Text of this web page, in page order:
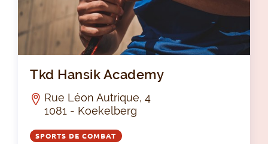
Tkd Hansik Academy
Rue Léon Autrique, 4
1081 - Koekelberg
SPORTS DE COMBAT